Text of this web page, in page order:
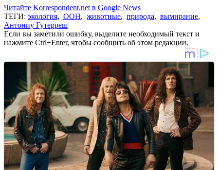
Читайте Korrespondent.net в Google News
ТЕГИ: экология, ООН, животные, природа, вымирание,
Антониу Гутерреш
Если вы заметили ошибку, выделите необходимый текст и
нажмите Ctrl+Enter, чтобы сообщить об этом редакции.